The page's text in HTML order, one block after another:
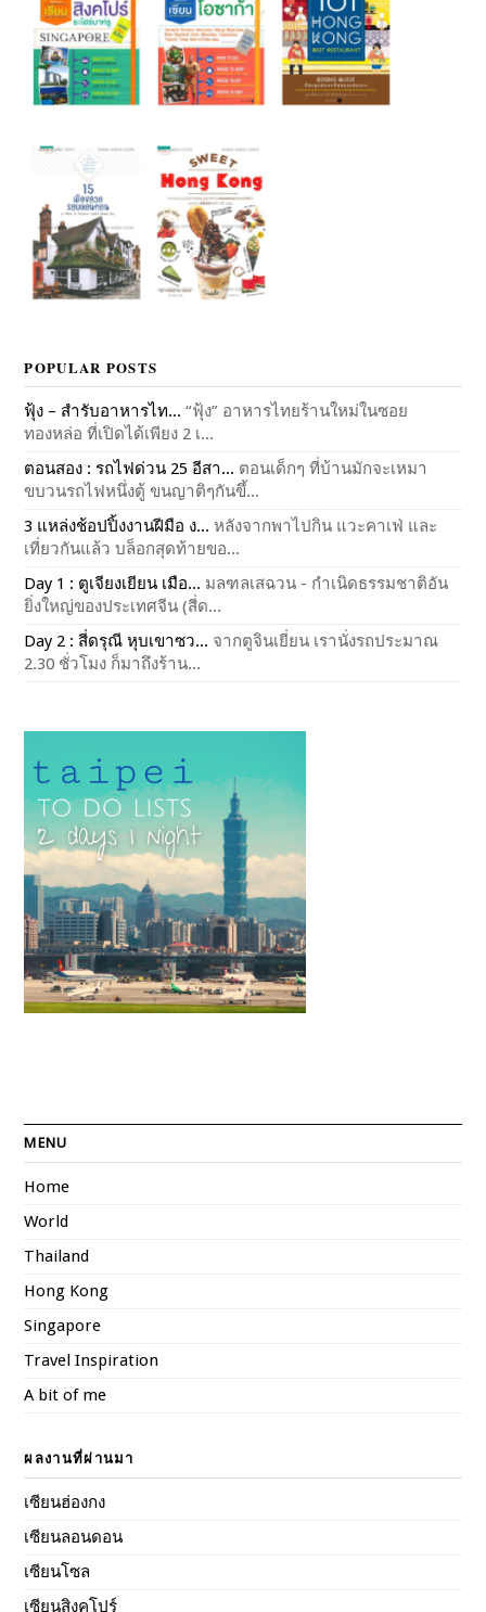
POPULAR POSTS
ฟุ้ง – สำรับอาหารไท... “ฟุ้ง” อาหารไทยร้านใหม่ในซอย
ทองหล่อ ที่เปิดได้เพียง 2 เ...
ตอนสอง : รถไฟด่วน 25 อีสา... ตอนเด็กๆ ที่บ้านมักจะเหมา
ขบวนรถไฟหนึ่งตู้ ขนญาติๆกันขึ้...
3 แหล่งช้อปปิ้งงานฝีมือ ง... หลังจากพาไปกิน แวะคาเฟ่ และ
เที่ยวกันแล้ว บล็อกสุดท้ายขอ...
Day 1 : ตูเจียงเยียน เมือ... มลฑลเสฉวน - กำเนิดธรรมชาติอัน
ยิ่งใหญ่ของประเทศจีน (สี่ด...
Day 2 : สี่ดรุณี หุบเขาซว... จากตูจินเยี่ยน เรานั่งรถประมาณ
2.30 ชั่วโมง ก็มาถึงร้าน...
MENU
Home
World
Thailand
Hong Kong
Singapore
Travel Inspiration
A bit of me
ผลงานที่ผ่านมา
เซียนฮ่องกง
เซียนลอนดอน
เซียนโซล
เซียนสิงคโปร์